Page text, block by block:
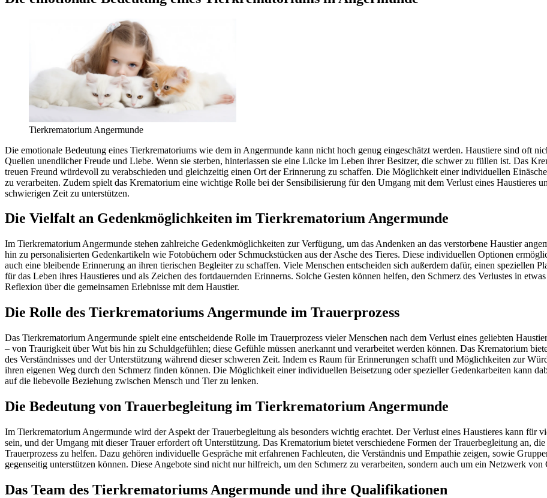
Tierkrematorium Angermunde
Die emotionale Bedeutung eines Tierkrematoriums wie dem in Angermunde kann nicht hoch genug eingeschätzt werden. Haustiere sind oft
Quellen unendlicher Freude und Liebe. Wenn sie sterben, hinterlassen sie eine Lücke im Leben ihrer Besitzer, die schwer zu füllen ist. Das
treuen Freund würdevoll zu verabschieden und gleichzeitig einen Ort der Erinnerung zu schaffen. Die Möglichkeit einer individuellen
zu verarbeiten. Zudem spielt das Krematorium eine wichtige Rolle bei der Sensibilisierung für den Umgang mit dem Verlust eines Haustieres
schwierigen Zeit zu unterstützen.
Die Vielfalt an Gedenkmöglichkeiten im Tierkrematorium Angermunde
Im Tierkrematorium Angermunde stehen zahlreiche Gedenkmöglichkeiten zur Verfügung, um das Andenken an das verstorbene Haustier
hin zu personalisierten Gedenkartikeln wie Fotobüchern oder Schmuckstücken aus der Asche des Tieres. Diese individuellen Optionen
auch eine bleibende Erinnerung an ihren tierischen Begleiter zu schaffen. Viele Menschen entscheiden sich außerdem dafür, einen speziellen
für das Leben ihres Haustieres und als Zeichen des fortdauernden Erinnerns. Solche Gesten können helfen, den Schmerz des Verlustes in
Reflexion über die gemeinsamen Erlebnisse mit dem Haustier.
Die Rolle des Tierkrematoriums Angermunde im Trauerprozess
Das Tierkrematorium Angermunde spielt eine entscheidende Rolle im Trauerprozess vieler Menschen nach dem Verlust eines geliebten
– von Traurigkeit über Wut bis hin zu Schuldgefühlen; diese Gefühle müssen anerkannt und verarbeitet werden können. Das Krematorium
des Verständnisses und der Unterstützung während dieser schweren Zeit. Indem es Raum für Erinnerungen schafft und Möglichkeiten zur
ihren eigenen Weg durch den Schmerz finden können. Die Möglichkeit einer individuellen Beisetzung oder spezieller Gedenkarbeiten kann
auf die liebevolle Beziehung zwischen Mensch und Tier zu lenken.
Die Bedeutung von Trauerbegleitung im Tierkrematorium Angermunde
Im Tierkrematorium Angermunde wird der Aspekt der Trauerbegleitung als besonders wichtig erachtet. Der Verlust eines Haustieres kann für
sein, und der Umgang mit dieser Trauer erfordert oft Unterstützung. Das Krematorium bietet verschiedene Formen der Trauerbegleitung an,
Trauerprozess zu helfen. Dazu gehören individuelle Gespräche mit erfahrenen Fachleuten, die Verständnis und Empathie zeigen, sowie
gegenseitig unterstützen können. Diese Angebote sind nicht nur hilfreich, um den Schmerz zu verarbeiten, sondern auch um ein Netzwerk
Das Team des Tierkrematoriums Angermunde und ihre Qualifikationen